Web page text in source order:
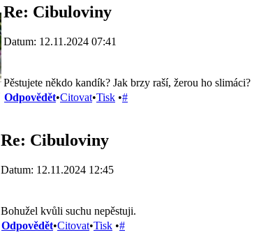
Re: Cibuloviny
Datum: 12.11.2024 07:41
Pěstujete někdo kandík? Jak brzy raší, žerou ho slimáci?
Odpovědět•Citovat•Tisk •#
Re: Cibuloviny
Datum: 12.11.2024 12:45
Bohužel kvůli suchu nepěstuji.
Odpovědět•Citovat•Tisk •#